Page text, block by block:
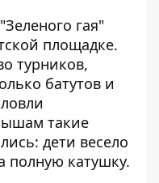
гая"
площадке.
турников,
батутов и
такие
дети весело
полную катушку.